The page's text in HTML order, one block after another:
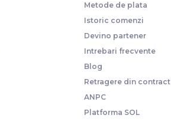
Metode de plata
Istoric comenzi
Devino partener
Intrebari frecvente
Blog
Retragere din contract
ANPC
Platforma SOL